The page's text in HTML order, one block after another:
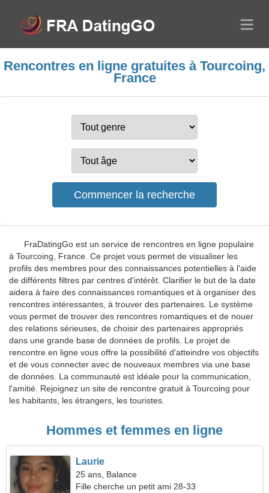
Rencontres en ligne gratuites à Tourcoing,
France
FraDatingGo est un service de rencontres en ligne populaire
à Tourcoing, France. Ce projet vous permet de visualiser les
profils des membres pour des connaissances potentielles à l'aide
de différents filtres par centres d'intérêt. Clarifier le but de la date
aidera à faire des connaissances romantiques et à organiser des
rencontres intéressantes, à trouver des partenaires. Le système
vous permet de trouver des rencontres romantiques et de nouer
des relations sérieuses, de choisir des partenaires appropriés
dans une grande base de données de profils. Le projet de
rencontre en ligne vous offre la possibilité d'atteindre vos objectifs
et de vous connecter avec de nouveaux membres via une base
de données. La communauté est idéale pour la communication,
l'amitié. Rejoignez un site de rencontre gratuit à Tourcoing pour
les habitants, les étrangers, les touristes.
Hommes et femmes en ligne
Laurie
25 ans, Balance
Fille cherche un petit ami 28-33